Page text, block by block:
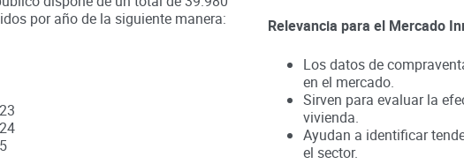
Relevancia para el Mercado
Los datos de
en el mercado.
Sirven para evaluar la
vivienda.
Ayudan a identificar
el sector.
por año de la siguiente manera: